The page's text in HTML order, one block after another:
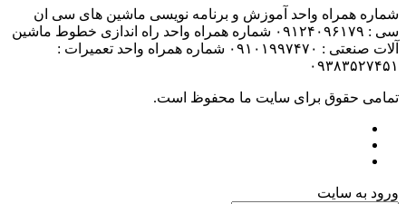
شماره همراه واحد آموزش و برنامه نویسی ماشین های سی ان
سی : ۰۹۱۲۴۰۹۶۱۷۹ شماره همراه واحد راه اندازی خطوط ماشین
آلات صنعتی : ۰۹۱۰۱۹۹۷۴۷۰ شماره همراه واحد تعمیرات :
۰۹۳۸۳۵۲۷۴۵۱
تمامی حقوق برای سایت ما محفوظ است.
ورود به سایت